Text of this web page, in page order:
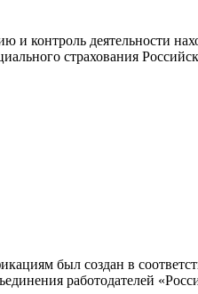
контроль деятельности
страхования
был создан в
работодателей